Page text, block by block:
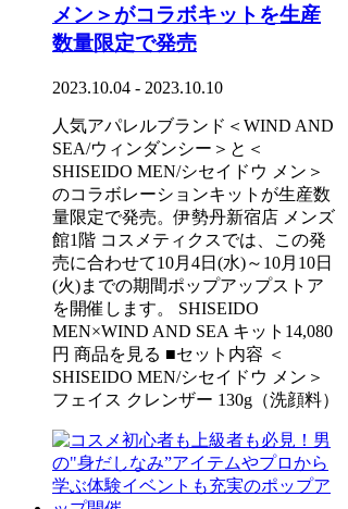
メン＞がコラボキットを生産
数量限定で発売
2023.10.04 - 2023.10.10
人気アパレルブランド＜WIND AND
SEA/ウィンダンシー＞と＜
SHISEIDO MEN/シセイドウ メン＞
のコラボレーションキットが生産数
量限定で発売。伊勢丹新宿店 メンズ
館1階 コスメティクスでは、この発
売に合わせて10月4日(水)～10月10日
(火)までの期間ポップアップストア
を開催します。 SHISEIDO
MEN×WIND AND SEA キット14,080
円 商品を見る ■セット内容 ＜
SHISEIDO MEN/シセイドウ メン＞
フェイス クレンザー 130g（洗顔料）